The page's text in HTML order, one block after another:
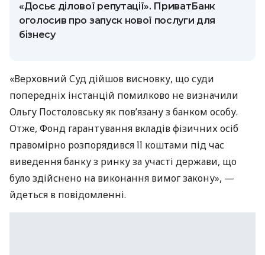
«Досьє ділової репутації». ПриватБанк
оголосив про запуск нової послуги для
бізнесу
«Верховний Суд дійшов висновку, що суди
попередніх інстанцій помилково не визначили
Ольгу Постоловську як повʼязану з банком особу.
Отже, Фонд гарантування вкладів фізичних осіб
правомірно розпорядився її коштами під час
виведення банку з ринку за участі держави, що
було здійснено на виконання вимог закону», —
йдеться в повідомленні.